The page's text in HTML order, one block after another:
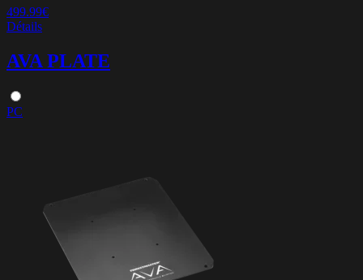
499.99€
Détails
AVA PLATE
PC